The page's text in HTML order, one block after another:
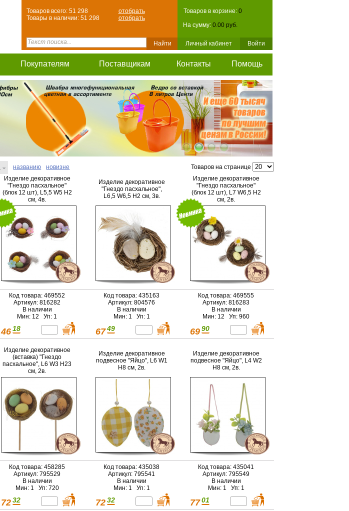
Товаров в корзине: 0
На сумму: 0.00 руб.
Личный кабинет Войти
Товаров всего: 51 298
отобрать
Товары в наличии: 51 298
отобрать
Покупателям Поставщикам Контакты Помощь
названию новизне
Товаров на странице
Изделие декоративное
"Гнездо пасхальное"
(блок 12 шт), L5,5 W5 H2
см, 4в.
Код товара: 469552
Артикул: 816282
В наличии
Мин: 12 Уп: 1
46 18
Изделие декоративное
"Гнездо пасхальное",
L6,5 W6,5 H2 см, 3в.
Код товара: 435163
Артикул: 804576
В наличии
Мин: 1 Уп: 1
67 49
Изделие декоративное
"Гнездо пасхальное"
(блок 12 шт), L7 W6,5 H2
см, 2в.
Код товара: 469555
Артикул: 816283
В наличии
Мин: 12 Уп: 960
69 90
Изделие декоративное
(вставка) "Гнездо
пасхальное", L6 W3 H23
см, 2в.
Код товара: 458285
Артикул: 795529
В наличии
Мин: 1 Уп: 720
72 32
Изделие декоративное
подвесное "Яйцо", L6 W1
H8 см, 2в.
Код товара: 435038
Артикул: 795541
В наличии
Мин: 1 Уп: 1
72 32
Изделие декоративное
подвесное "Яйцо", L4 W2
H8 см, 2в.
Код товара: 435041
Артикул: 795549
В наличии
Мин: 1 Уп: 1
77 01